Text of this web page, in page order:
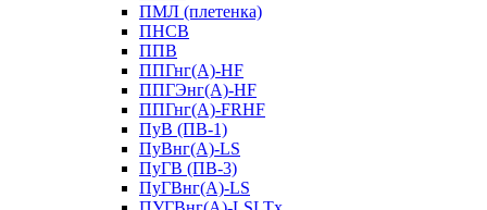
ПМЛ (плетенка)
ПНСВ
ППВ
ППГнг(А)-HF
ППГЭнг(А)-HF
ППГнг(А)-FRHF
ПуВ (ПВ-1)
ПуВнг(А)-LS
ПуГВ (ПВ-3)
ПуГВнг(А)-LS